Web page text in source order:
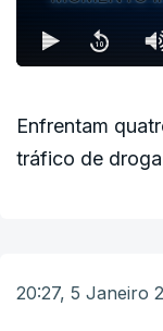
Enfrentam
tráfico de
20:27, 5 Janeiro